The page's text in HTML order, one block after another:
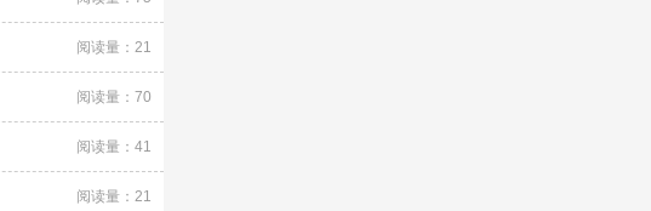
阅读量：21
阅读量：70
阅读量：41
阅读量：21